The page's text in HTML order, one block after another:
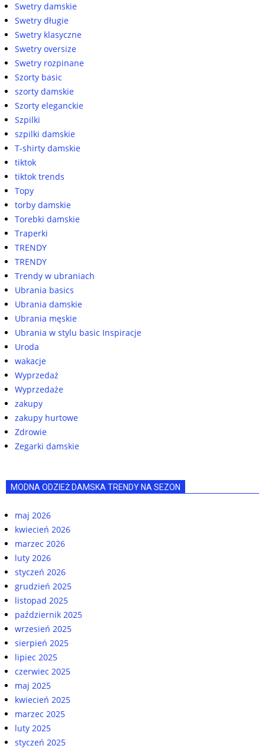
Swetry damskie
Swetry długie
Swetry klasyczne
Swetry oversize
Swetry rozpinane
Szorty basic
szorty damskie
Szorty eleganckie
Szpilki
szpilki damskie
T-shirty damskie
tiktok
tiktok trends
Topy
torby damskie
Torebki damskie
Traperki
TRENDY
TRENDY
Trendy w ubraniach
Ubrania basics
Ubrania damskie
Ubrania męskie
Ubrania w stylu basic Inspiracje
Uroda
wakacje
Wyprzedaż
Wyprzedaże
zakupy
zakupy hurtowe
Zdrowie
Zegarki damskie
MODNA ODZIEŻ DAMSKA TRENDY NA SEZON
maj 2026
kwiecień 2026
marzec 2026
luty 2026
styczeń 2026
grudzień 2025
listopad 2025
październik 2025
wrzesień 2025
sierpień 2025
lipiec 2025
czerwiec 2025
maj 2025
kwiecień 2025
marzec 2025
luty 2025
styczeń 2025